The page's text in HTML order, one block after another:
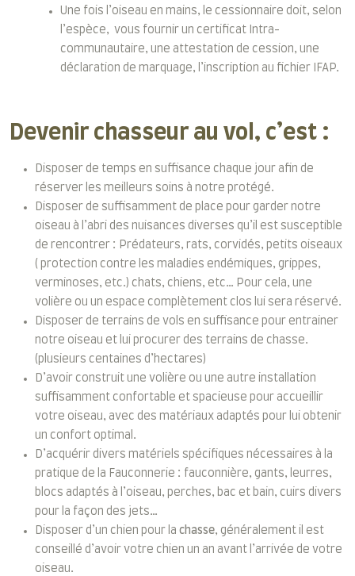
Une fois l’oiseau en mains, le cessionnaire doit, selon
l’espèce, vous fournir un certificat Intra-
communautaire, une attestation de cession, une
déclaration de marquage, l’inscription au fichier IFAP.
Devenir chasseur au vol, c’est :
Disposer de temps en suffisance chaque jour afin de
réserver les meilleurs soins à notre protégé.
Disposer de suffisamment de place pour garder notre
oiseau à l’abri des nuisances diverses qu’il est susceptible
de rencontrer : Prédateurs, rats, corvidés, petits oiseaux
( protection contre les maladies endémiques, grippes,
verminoses, etc.) chats, chiens, etc… Pour cela, une
volière ou un espace complètement clos lui sera réservé.
Disposer de terrains de vols en suffisance pour entrainer
notre oiseau et lui procurer des terrains de chasse.
(plusieurs centaines d’hectares)
D’avoir construit une volière ou une autre installation
suffisamment confortable et spacieuse pour accueillir
votre oiseau, avec des matériaux adaptés pour lui obtenir
un confort optimal.
D’acquérir divers matériels spécifiques nécessaires à la
pratique de la Fauconnerie : fauconnière, gants, leurres,
blocs adaptés à l’oiseau, perches, bac et bain, cuirs divers
pour la façon des jets…
Disposer d’un chien pour la chasse, généralement il est
conseillé d’avoir votre chien un an avant l’arrivée de votre
oiseau.